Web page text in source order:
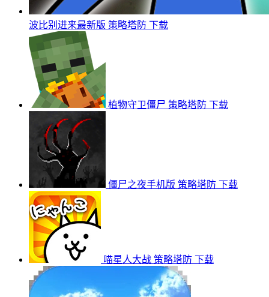
波比别进来最新版 策略塔防 下载
植物守卫僵尸 策略塔防 下载
僵尸之夜手机版 策略塔防 下载
喵星人大战 策略塔防 下载